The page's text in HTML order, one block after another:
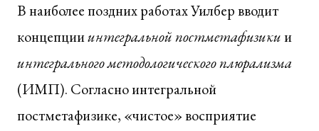
В наиболее поздних работах Уилбер вводит
концепцииинтегральной постметафизикии
интегрального методологического плюрализма
(ИМП). Согласно интегральной
постметафизике, «чистое» восприятие